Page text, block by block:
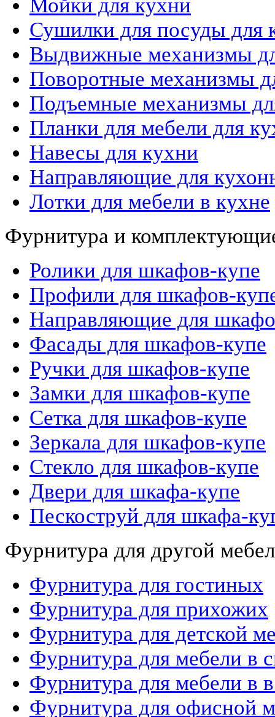
Мойки для кухни
Сушилки для посуды для
Выдвижные механизмы
Поворотные механизмы
Подъемные механизмы
Планки для мебели для
Навесы для кухни
Направляющие для
Лотки для мебели в кухне
Фурнитура и
Ролики для шкафов-купе
Профили для шкафов-
Направляющие для
Фасады для шкафов-купе
Ручки для шкафов-купе
Замки для шкафов-купе
Сетка для шкафов-купе
Зеркала для шкафов-купе
Стекло для шкафов-купе
Двери для шкафа-купе
Пескоструй для шкафа-
Фурнитура для другой
Фурнитура для гостиных
Фурнитура для прихожих
Фурнитура для детской
Фурнитура для мебели в
Фурнитура для мебели в
Фурнитура для офисной